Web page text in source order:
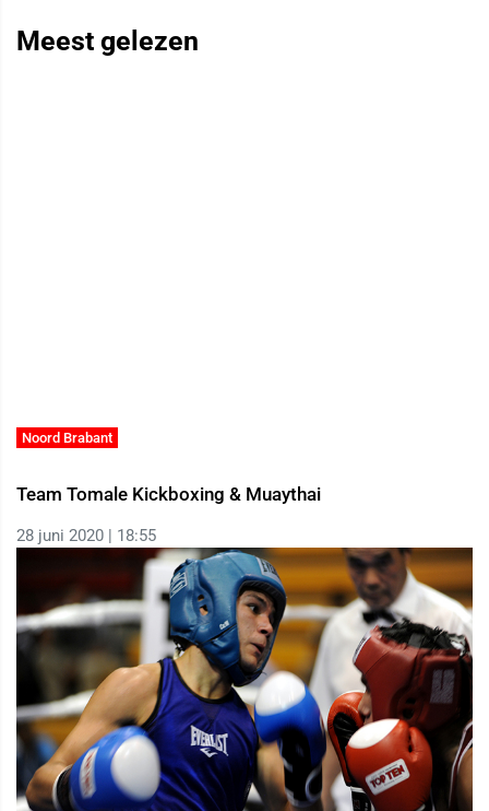
Meest gelezen
Noord Brabant
Team Tomale Kickboxing & Muaythai
28 juni 2020 | 18:55